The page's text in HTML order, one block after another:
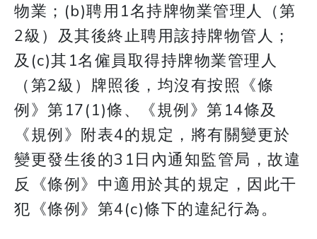
物業；(b)聘用1名持牌物業管理人（第
2級）及其後終止聘用該持牌物管人；
及(c)其1名僱員取得持牌物業管理人
（第2級）牌照後，均沒有按照《條
例》第17(1)條、《規例》第14條及
《規例》附表4的規定，將有關變更於
變更發生後的31日內通知監管局，故違
反《條例》中適用於其的規定，因此干
犯《條例》第4(c)條下的違紀行為。